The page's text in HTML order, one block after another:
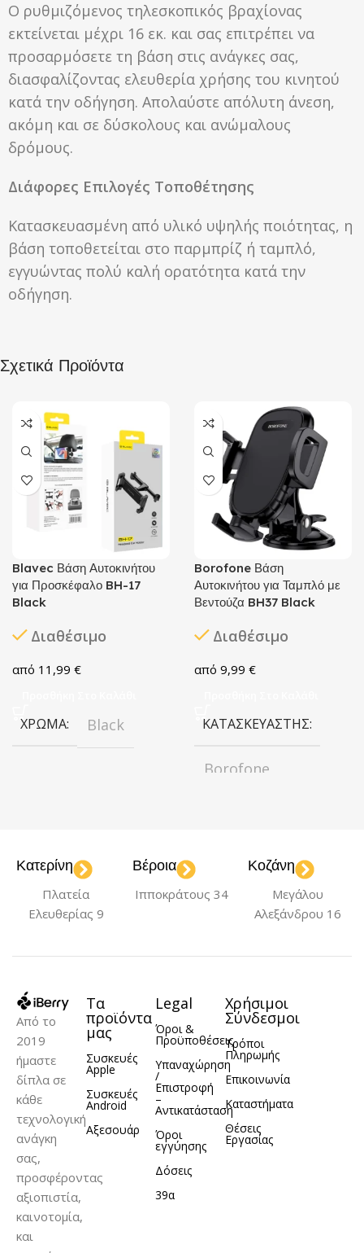
Ο ρυθμιζόμενος τηλεσκοπικός βραχίονας
εκτείνεται μέχρι 16 εκ. και σας επιτρέπει να
προσαρμόσετε τη βάση στις ανάγκες σας,
διασφαλίζοντας ελευθερία χρήσης του κινητού
κατά την οδήγηση. Απολαύστε απόλυτη άνεση,
ακόμη και σε δύσκολους και ανώμαλους
δρόμους.
Διάφορες Επιλογές Τοποθέτησης
Κατασκευασμένη από υλικό υψηλής ποιότητας, η
βάση τοποθετείται στο παρμπρίζ ή ταμπλό,
εγγυώντας πολύ καλή ορατότητα κατά την
οδήγηση.
Σχετικά Προϊόντα
Blavec Βάση Αυτοκινήτου
για Προσκέφαλο BH-17
Black
Διαθέσιμο
11,99 €
ΧΡΏΜΑ Black
Borofone Βάση
Αυτοκινήτου για Ταμπλό με
Βεντούζα BH37 Black
Διαθέσιμο
9,99 €
ΚΑΤΑΣΚΕΥΑΣΤΉΣ
Borofone
Κατερίνη
Πλατεία
Ελευθερίας 9
Βέροια
Ιπποκράτους 34
Κοζάνη
Μεγάλου
Αλεξάνδρου 16
Από το
2019
ήμαστε
δίπλα σε
κάθε
τεχνολογική
ανάγκη
σας,
προσφέροντας
αξιοπιστία,
καινοτομία,
και
Τα
προϊόντα
μας
Συσκευές
Apple
Συσκευές
Android
Αξεσουάρ
Legal
Όροι &
Προϋποθέσεις
Υπαναχώρηση
/
Επιστροφή
–
Αντικατάσταση
Όροι
εγγύησης
Δόσεις
39α
Χρήσιμοι
Σύνδεσμοι
Τρόποι
Πληρωμής
Επικοινωνία
Καταστήματα
Θέσεις
Εργασίας